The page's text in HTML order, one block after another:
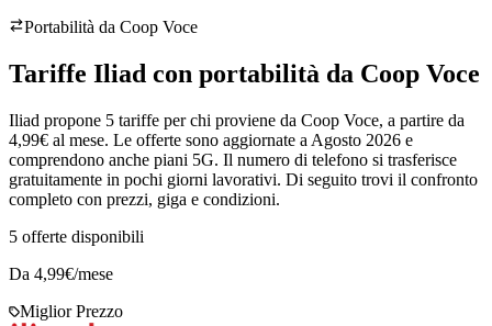
Portabilità da Coop Voce
Tariffe Iliad con portabilità da Coop Voce
Iliad propone 5 tariffe per chi proviene da Coop Voce, a partire da
4,99€ al mese. Le offerte sono aggiornate a Agosto 2026 e
comprendono anche piani 5G. Il numero di telefono si trasferisce
gratuitamente in pochi giorni lavorativi. Di seguito trovi il confronto
completo con prezzi, giga e condizioni.
5 offerte disponibili
Da 4,99€/mese
Miglior Prezzo